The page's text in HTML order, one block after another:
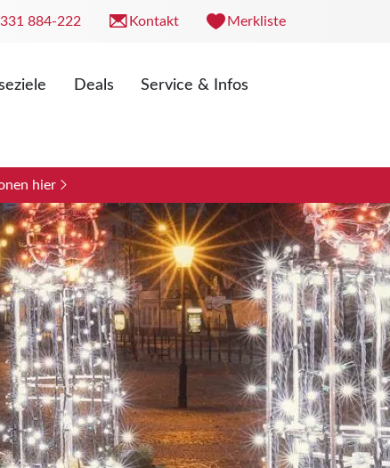
884-222
- 18:00 Uhr
Kontakt Merkliste
Deals Service & Infos
hier